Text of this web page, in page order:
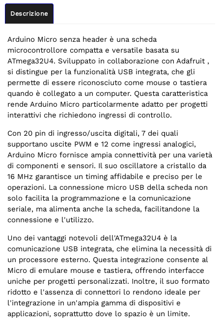
Descrizione
Arduino Micro senza header è una scheda
microcontrollore compatta e versatile basata su
ATmega32U4. Sviluppato in collaborazione con Adafruit ,
si distingue per la funzionalità USB integrata, che gli
permette di essere riconosciuto come mouse o tastiera
quando è collegato a un computer. Questa caratteristica
rende Arduino Micro particolarmente adatto per progetti
interattivi che richiedono ingressi di controllo.
Con 20 pin di ingresso/uscita digitali, 7 dei quali
supportano uscite PWM e 12 come ingressi analogici,
Arduino Micro fornisce ampia connettività per una varietà
di componenti e sensori. Il suo oscillatore a cristallo da
16 MHz garantisce un timing affidabile e preciso per le
operazioni. La connessione micro USB della scheda non
solo facilita la programmazione e la comunicazione
seriale, ma alimenta anche la scheda, facilitandone la
connessione e l'utilizzo.
Uno dei vantaggi notevoli dell'ATmega32U4 è la
comunicazione USB integrata, che elimina la necessità di
un processore esterno. Questa integrazione consente al
Micro di emulare mouse e tastiera, offrendo interfacce
uniche per progetti personalizzati. Inoltre, il suo formato
ridotto e l'assenza di connettori lo rendono ideale per
l'integrazione in un'ampia gamma di dispositivi e
applicazioni, soprattutto dove lo spazio è un limite.